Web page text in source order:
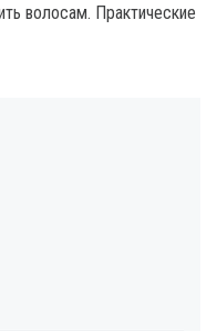
волосам. Практические